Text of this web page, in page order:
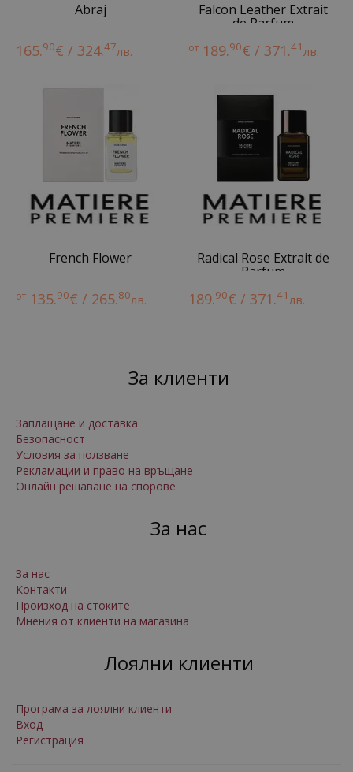
Abraj
165.90€ / 324.47лв.
Falcon Leather Extrait
de Parfum
от 189.90€ / 371.41лв.
French Flower
от 135.90€ / 265.80лв.
Radical Rose Extrait de
Parfum
189.90€ / 371.41лв.
За клиенти
Заплащане и доставка
Безопасност
Условия за ползване
Рекламации и право на връщане
Онлайн решаване на спорове
За нас
За нас
Контакти
Произход на стоките
Мнения от клиенти на магазина
Лоялни клиенти
Програма за лоялни клиенти
Вход
Регистрация